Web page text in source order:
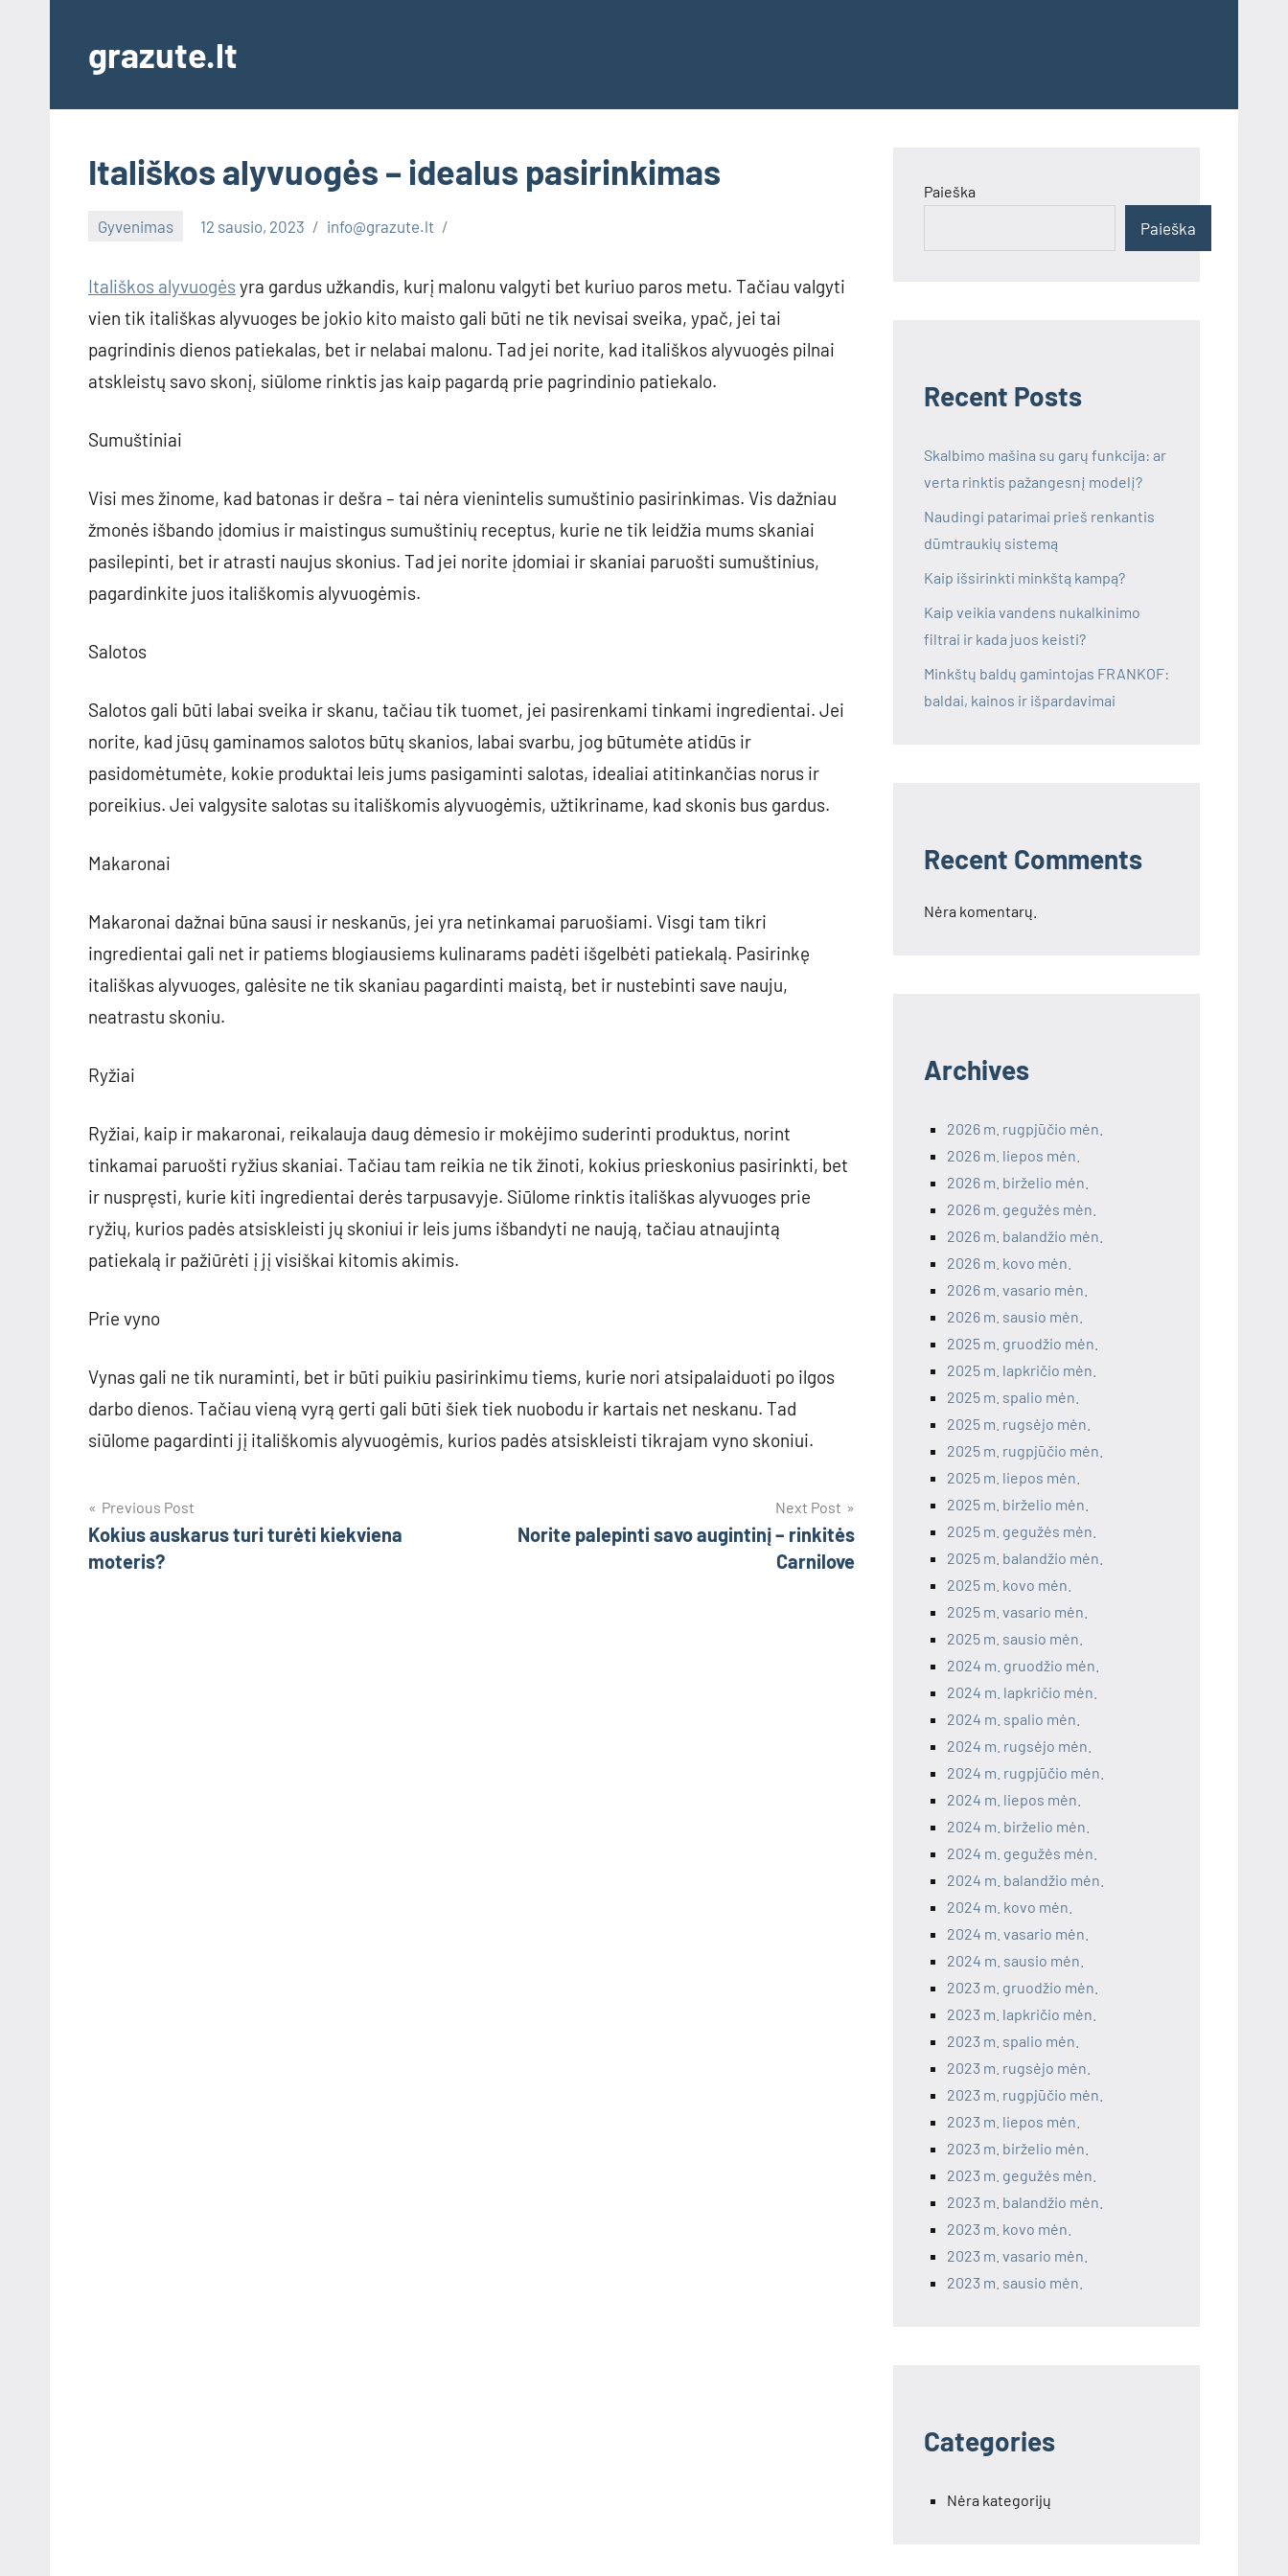
contentgrazute.lt
Itališkos alyvuogės – idealus pasirinkimas
Gyvenimas 12 sausio, 2023 info@grazute.lt
Itališkos alyvuogės yra gardus užkandis, kurį malonu valgyti bet kuriuo paros metu. Tačiau valgyti
vien tik itališkas alyvuoges be jokio kito maisto gali būti ne tik nevisai sveika, ypač, jei tai
pagrindinis dienos patiekalas, bet ir nelabai malonu. Tad jei norite, kad itališkos alyvuogės pilnai
atskleistų savo skonį, siūlome rinktis jas kaip pagardą prie pagrindinio patiekalo.
Sumuštiniai
Visi mes žinome, kad batonas ir dešra – tai nėra vienintelis sumuštinio pasirinkimas. Vis dažniau
žmonės išbando įdomius ir maistingus sumuštinių receptus, kurie ne tik leidžia mums skaniai
pasilepinti, bet ir atrasti naujus skonius. Tad jei norite įdomiai ir skaniai paruošti sumuštinius,
pagardinkite juos itališkomis alyvuogėmis.
Salotos
Salotos gali būti labai sveika ir skanu, tačiau tik tuomet, jei pasirenkami tinkami ingredientai. Jei
norite, kad jūsų gaminamos salotos būtų skanios, labai svarbu, jog būtumėte atidūs ir
pasidomėtumėte, kokie produktai leis jums pasigaminti salotas, idealiai atitinkančias norus ir
poreikius. Jei valgysite salotas su itališkomis alyvuogėmis, užtikriname, kad skonis bus gardus.
Makaronai
Makaronai dažnai būna sausi ir neskanūs, jei yra netinkamai paruošiami. Visgi tam tikri
ingredientai gali net ir patiems blogiausiems kulinarams padėti išgelbėti patiekalą. Pasirinkę
itališkas alyvuoges, galėsite ne tik skaniau pagardinti maistą, bet ir nustebinti save nauju,
neatrastu skoniu.
Ryžiai
Ryžiai, kaip ir makaronai, reikalauja daug dėmesio ir mokėjimo suderinti produktus, norint
tinkamai paruošti ryžius skaniai. Tačiau tam reikia ne tik žinoti, kokius prieskonius pasirinkti, bet
ir nuspręsti, kurie kiti ingredientai derės tarpusavyje. Siūlome rinktis itališkas alyvuoges prie
ryžių, kurios padės atsiskleisti jų skoniui ir leis jums išbandyti ne naują, tačiau atnaujintą
patiekalą ir pažiūrėti į jį visiškai kitomis akimis.
Prie vyno
Vynas gali ne tik nuraminti, bet ir būti puikiu pasirinkimu tiems, kurie nori atsipalaiduoti po ilgos
darbo dienos. Tačiau vieną vyrą gerti gali būti šiek tiek nuobodu ir kartais net neskanu. Tad
siūlome pagardinti jį itališkomis alyvuogėmis, kurios padės atsiskleisti tikrajam vyno skoniui.
Navigacija
tarp
Previous Post
Kokius auskarus turi turėti kiekviena
moteris?
Next Post
Norite palepinti savo augintinį – rinkitės
Carnilove
Paieška
Paieška
Recent Posts
Skalbimo mašina su garų funkcija: ar
verta rinktis pažangesnį modelį?
Naudingi patarimai prieš renkantis
dūmtraukių sistemą
Kaip išsirinkti minkštą kampą?
Kaip veikia vandens nukalkinimo
filtrai ir kada juos keisti?
Minkštų baldų gamintojas FRANKOF:
baldai, kainos ir išpardavimai
Recent Comments
Nėra komentarų.
Archives
2026 m. rugpjūčio mėn.
2026 m. liepos mėn.
2026 m. birželio mėn.
2026 m. gegužės mėn.
2026 m. balandžio mėn.
2026 m. kovo mėn.
2026 m. vasario mėn.
2026 m. sausio mėn.
2025 m. gruodžio mėn.
2025 m. lapkričio mėn.
2025 m. spalio mėn.
2025 m. rugsėjo mėn.
2025 m. rugpjūčio mėn.
2025 m. liepos mėn.
2025 m. birželio mėn.
2025 m. gegužės mėn.
2025 m. balandžio mėn.
2025 m. kovo mėn.
2025 m. vasario mėn.
2025 m. sausio mėn.
2024 m. gruodžio mėn.
2024 m. lapkričio mėn.
2024 m. spalio mėn.
2024 m. rugsėjo mėn.
2024 m. rugpjūčio mėn.
2024 m. liepos mėn.
2024 m. birželio mėn.
2024 m. gegužės mėn.
2024 m. balandžio mėn.
2024 m. kovo mėn.
2024 m. vasario mėn.
2024 m. sausio mėn.
2023 m. gruodžio mėn.
2023 m. lapkričio mėn.
2023 m. spalio mėn.
2023 m. rugsėjo mėn.
2023 m. rugpjūčio mėn.
2023 m. liepos mėn.
2023 m. birželio mėn.
2023 m. gegužės mėn.
2023 m. balandžio mėn.
2023 m. kovo mėn.
2023 m. vasario mėn.
2023 m. sausio mėn.
Categories
Nėra kategorijų